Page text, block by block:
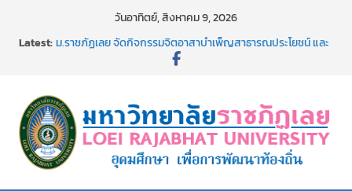
วันอาทิตย์, สิงหาคม 9, 2026
Latest:ม.ราชภัฏเลย จัดกิจกรรมจิตอาสาบำเพ็ญสาธารณประโยชน์ และ
เงินรายได้
ม.ราชภัฏเลย จัดมหกรรมวิชาการ เปิดบ้าน LRU ครั้งที่ 4 เปิดให้
นักเรียนมัธยมปลายค้นหาสาขาวิชาในฝัน สู่อนาคตที่ใช่
อธิการบดี มรภ.เลย ร่วมประชุมชี้แจงกับคณะอนุกรรมาธิการ
ประจำปีงบประมาณ พ.ศ. 2570